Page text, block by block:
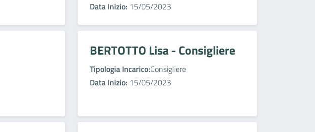
Data Inizio: 15/05/2023
BERTOTTO Lisa - Consigliere
Tipologia Incarico:Consigliere
Data Inizio: 15/05/2023